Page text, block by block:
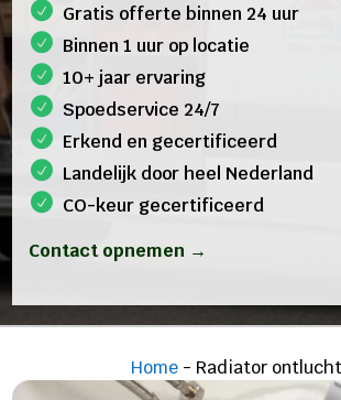
Gratis offerte binnen 24 uur
Binnen 1 uur op locatie
10+ jaar ervaring
Spoedservice 24/7
Erkend en gecertificeerd
Landelijk door heel Nederland
CO-keur gecertificeerd
Contact opnemen →
Home - Radiator